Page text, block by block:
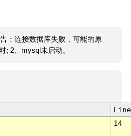
：连接数据库失败，可能的原
; 2、mysql未启动。
Line
14